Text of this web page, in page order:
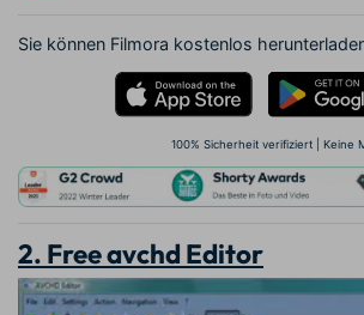
Sie können Filmora kostenlos
100% Sicherheit verifiziert | Keine
2. Free avchd Editor